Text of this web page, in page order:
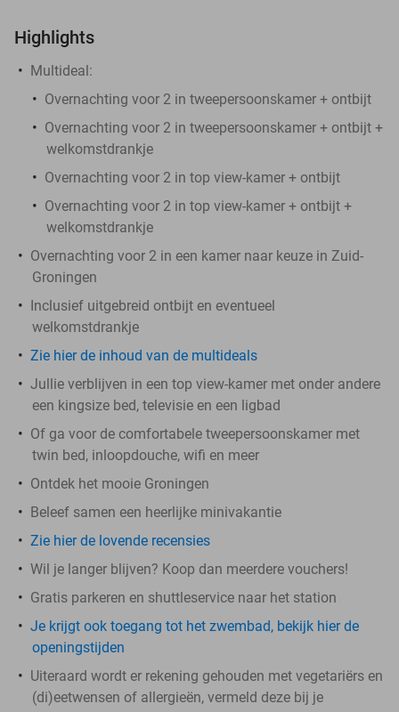
Highlights
Multideal:
Overnachting voor 2 in tweepersoonskamer + ontbijt
Overnachting voor 2 in tweepersoonskamer + ontbijt +
welkomstdrankje
Overnachting voor 2 in top view-kamer + ontbijt
Overnachting voor 2 in top view-kamer + ontbijt +
welkomstdrankje
Overnachting voor 2 in een kamer naar keuze in Zuid-
Groningen
Inclusief uitgebreid ontbijt en eventueel
welkomstdrankje
Zie hier de inhoud van de multideals
Jullie verblijven in een top view-kamer met onder andere
een kingsize bed, televisie en een ligbad
Of ga voor de comfortabele tweepersoonskamer met
twin bed, inloopdouche, wifi en meer
Ontdek het mooie Groningen
Beleef samen een heerlijke minivakantie
Zie hier de lovende recensies
Wil je langer blijven? Koop dan meerdere vouchers!
Gratis parkeren en shuttleservice naar het station
Je krijgt ook toegang tot het zwembad, bekijk hier de
openingstijden
Uiteraard wordt er rekening gehouden met vegetariërs en
(di)eetwensen of allergieën, vermeld deze bij je